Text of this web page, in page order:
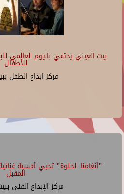
بيت العيني يحتفي باليوم العالمي
للأطفال
مركز ابداع الطفل
"أنغامنا الحلوة" تحيي أمسية
المقبل
مركز الإبداع الفنى